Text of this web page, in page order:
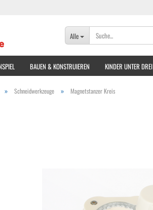
Alle
BAUEN & KONSTRUIEREN KINDER UNTER DREI
» Schneidwerkzeuge » Magnetstanzer Kreis